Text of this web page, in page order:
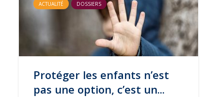
ACTUALITÉ DOSSIERS
Protéger les enfants n’est
pas une option, c’est un...